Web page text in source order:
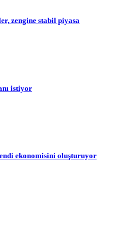
zengine stabil piyasa
istiyor
ekonomisini oluşturuyor